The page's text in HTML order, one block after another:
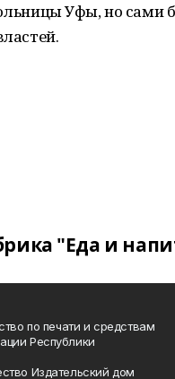
Уфы, но сами
"Еда и
по печати и средствам
Республики
Издательский дом